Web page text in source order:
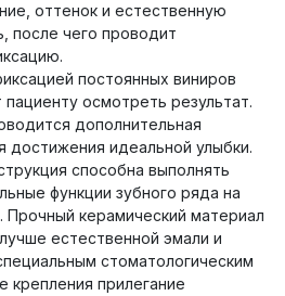
оттенок и естественную
после чего проводит
постоянных виниров
осмотреть результат.
дополнительная
достижения идеальной улыбки.
способна выполнять
функции зубного ряда на
Прочный керамический материал
естественной эмали и
стоматологическим
крепления прилегание